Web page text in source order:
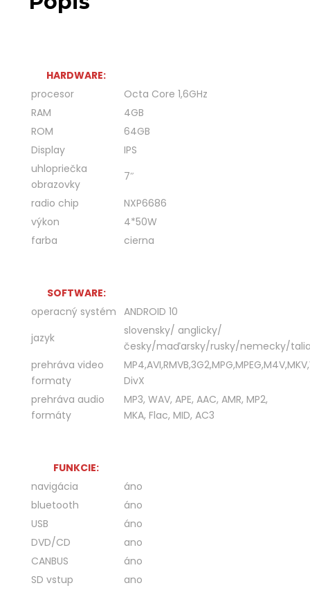
HARDWARE:
procesor
Octa Core 1,6GHz
RAM
4GB
ROM
64GB
Display
IPS
uhlopriečka
obrazovky
7″
radio chip
NXP6686
výkon
4*50W
farba
cierna
SOFTWARE:
operacný systém ANDROID 10
jazyk
slovensky/ anglicky/
česky/maďarsky/rusky/nemecky/
prehráva video
formaty
DivX
prehráva audio
formáty
MP3, WAV, APE, AAC, AMR, MP2,
MKA, Flac, MID, AC3
FUNKCIE:
navigácia
áno
bluetooth
áno
USB
áno
DVD/CD
ano
CANBUS
áno
SD vstup
ano